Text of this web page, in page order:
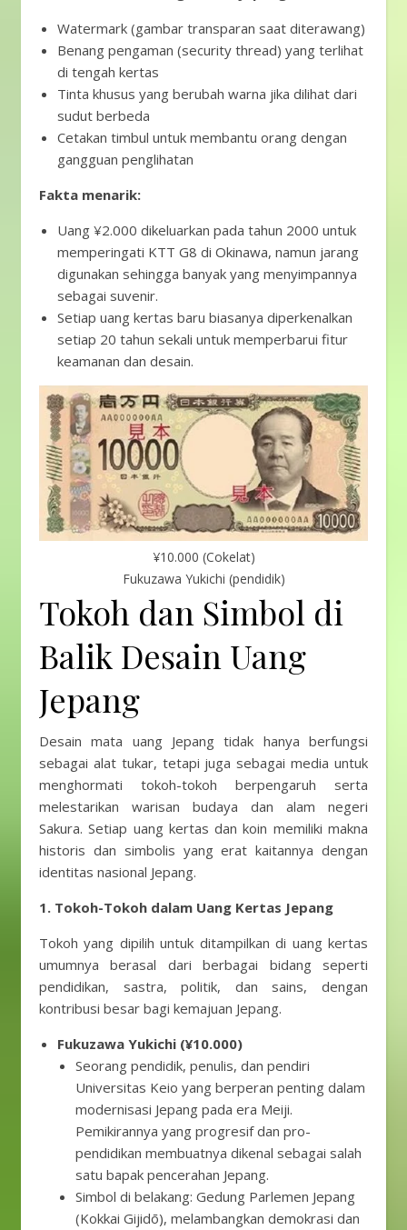
Watermark (gambar transparan saat diterawang)
Benang pengaman (security thread) yang terlihat
di tengah kertas
Tinta khusus yang berubah warna jika dilihat dari
sudut berbeda
Cetakan timbul untuk membantu orang dengan
gangguan penglihatan
Fakta menarik:
Uang ¥2.000 dikeluarkan pada tahun 2000 untuk
memperingati KTT G8 di Okinawa, namun jarang
digunakan sehingga banyak yang menyimpannya
sebagai suvenir.
Setiap uang kertas baru biasanya diperkenalkan
setiap 20 tahun sekali untuk memperbarui fitur
keamanan dan desain.
¥10.000 (Cokelat)
Fukuzawa Yukichi (pendidik)
Tokoh dan Simbol di
Balik Desain Uang
Jepang
Desain mata uang Jepang tidak hanya berfungsi
sebagai alat tukar, tetapi juga sebagai media untuk
menghormati tokoh-tokoh berpengaruh serta
melestarikan warisan budaya dan alam negeri
Sakura. Setiap uang kertas dan koin memiliki makna
historis dan simbolis yang erat kaitannya dengan
identitas nasional Jepang.
1. Tokoh-Tokoh dalam Uang Kertas Jepang
Tokoh yang dipilih untuk ditampilkan di uang kertas
umumnya berasal dari berbagai bidang seperti
pendidikan, sastra, politik, dan sains, dengan
kontribusi besar bagi kemajuan Jepang.
Fukuzawa Yukichi (¥10.000)
Seorang pendidik, penulis, dan pendiri
Universitas Keio yang berperan penting dalam
modernisasi Jepang pada era Meiji.
Pemikirannya yang progresif dan pro-
pendidikan membuatnya dikenal sebagai salah
satu bapak pencerahan Jepang.
Simbol di belakang: Gedung Parlemen Jepang
(Kokkai Gijidō), melambangkan demokrasi dan